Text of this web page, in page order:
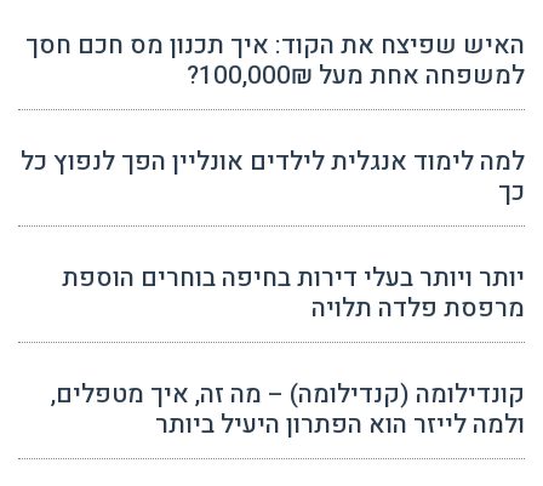
האיש שפיצח את הקוד: איך תכנון מס חכם חסך
למשפחה אחת מעל 100,000₪?
למה לימוד אנגלית לילדים אונליין הפך לנפוץ כל
כך
יותר ויותר בעלי דירות בחיפה בוחרים הוספת
מרפסת פלדה תלויה
קונדילומה (קנדילומה) – מה זה, איך מטפלים,
ולמה לייזר הוא הפתרון היעיל ביותר